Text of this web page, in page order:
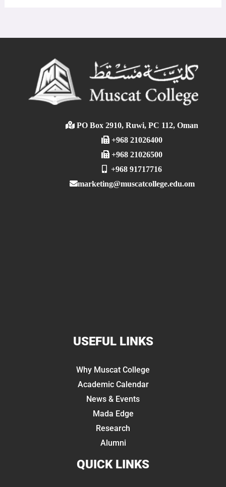
PO Box 2910, Ruwi, PC 112, Oman
+968 21026400
+968 21026500
+968 91717716
marketing@muscatcollege.edu.om
USEFUL LINKS
Why Muscat College
Academic Calendar
News & Events
Mada Edge
Research
Alumni
QUICK LINKS